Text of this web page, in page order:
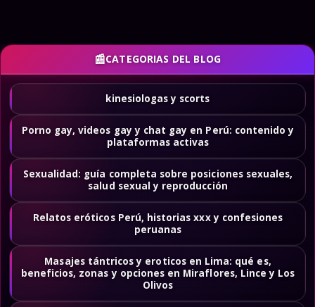
CATEGORIAS DEL BLOG
kinesiologas y scorts
Porno gay, videos gay y chat gay en Perú: contenido y
plataformas activas
Sexualidad: guía completa sobre posiciones sexuales,
salud sexual y reproducción
Relatos eróticos Perú, historias xxx y confesiones
peruanas
Masajes tántricos y eroticos en Lima: qué es,
beneficios, zonas y opciones en Miraflores, Lince y Los
Olivos